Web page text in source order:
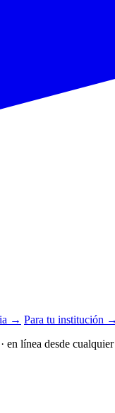
→ Para tu institución →
· en línea desde